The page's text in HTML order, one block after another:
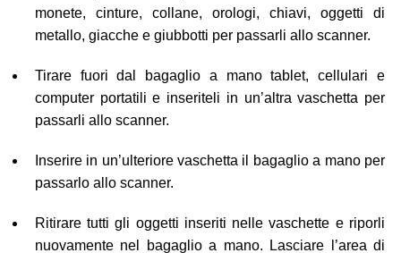
monete, cinture, collane, orologi, chiavi, oggetti di
metallo, giacche e giubbotti per passarli allo scanner.
Tirare fuori dal bagaglio a mano tablet, cellulari e
computer portatili e inseriteli in un’altra vaschetta per
passarli allo scanner.
Inserire in un’ulteriore vaschetta il bagaglio a mano per
passarlo allo scanner.
Ritirare tutti gli oggetti inseriti nelle vaschette e riporli
nuovamente nel bagaglio a mano. Lasciare l’area di